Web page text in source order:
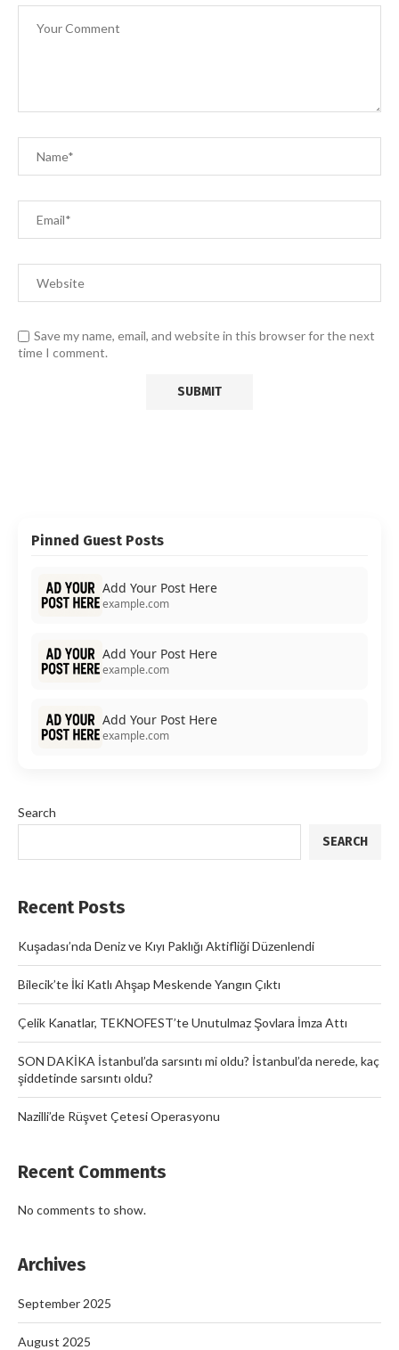
Save my name, email, and website in this browser for the next
time I comment.
Pinned Guest Posts
Add Your Post Here
example.com
Add Your Post Here
example.com
Add Your Post Here
example.com
Search
SEARCH
Recent Posts
Kuşadası’nda Deniz ve Kıyı Paklığı Aktifliği Düzenlendi
Bilecik’te İki Katlı Ahşap Meskende Yangın Çıktı
Çelik Kanatlar, TEKNOFEST’te Unutulmaz Şovlara İmza Attı
SON DAKİKA İstanbul’da sarsıntı mi oldu? İstanbul’da nerede, kaç
şiddetinde sarsıntı oldu?
Nazilli’de Rüşvet Çetesi Operasyonu
Recent Comments
No comments to show.
Archives
September 2025
August 2025